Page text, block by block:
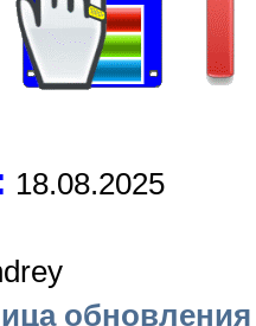
18.08.2025
обновления